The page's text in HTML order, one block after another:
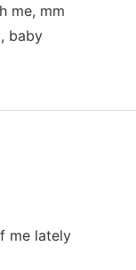
me, mm
baby
me lately